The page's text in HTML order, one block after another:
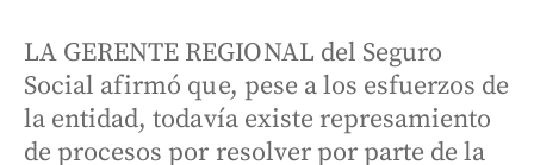
LA GERENTE REGIONAL del Seguro
Social afirmó que, pese a los esfuerzos de
la entidad, todavía existe represamiento
de procesos por resolver por parte de la